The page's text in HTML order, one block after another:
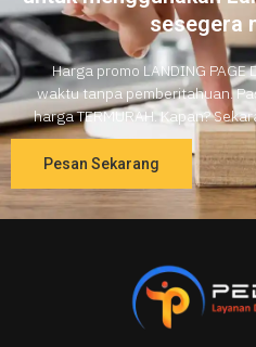
sesegera
Harga promo LANDING
waktu tanpa pemberitahuan.
harga TERMURAH. Kapan?
Pesan Sekarang